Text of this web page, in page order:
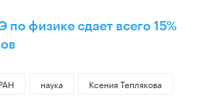
по физике сдает всего 15%
наука
​Ксения Теплякова